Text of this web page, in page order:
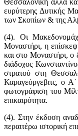
Θεσσαλονίκη αλλά
ευρύτερης Δυτικής
των Σκοπίων & της
(4). Οι
Μοναστήρι, η
και στο Μοναστήρι, ο
διάδοχος
στρατού στη
Καραγεόργεβιτς, ο
φωτογράφιση του
επικαιρότητα.
(4). Στην έκδοση
περαιτέρω ιστορική